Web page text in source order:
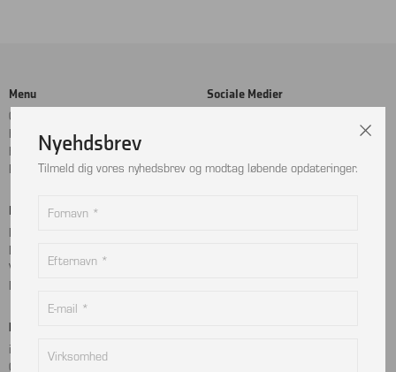
Menu
Cookie- og privatlivspolitik
Handelsbetingelser
Kontakt
Returnering
Sociale Medier
Betalingskort
MobilePay
Dankort
Visa
Mastercard
Kontakt
info@viptec.dk
CVR: 27527213
Nyehdsbrev
Tilmeld dig vores nyhedsbrev og modtag løbende opdateringer.